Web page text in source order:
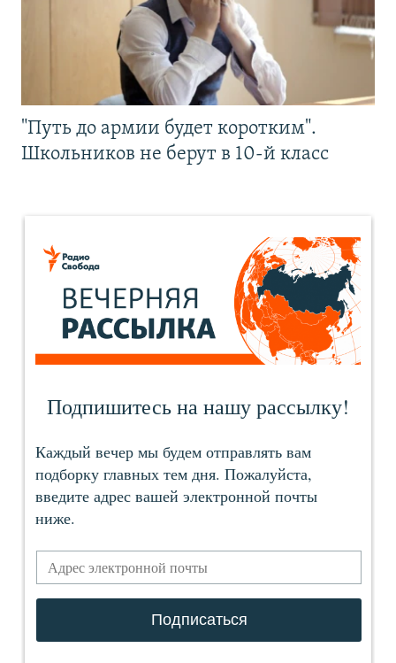
"Путь до армии будет коротким".
Школьников не берут в 10-й класс